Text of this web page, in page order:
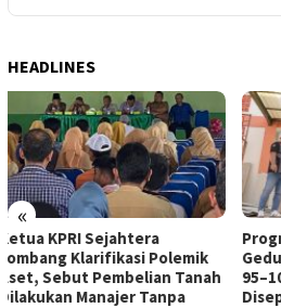
HEADLINES
«
Progres Pembangunan
Gedung Prioritas MPLS Capai
95–100%, Pelaksanaan
Disepakati 30 Juli 2026